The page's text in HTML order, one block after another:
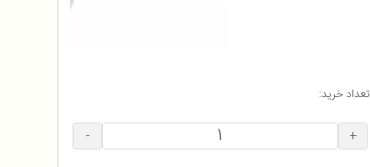
تعداد خرید:
+
-